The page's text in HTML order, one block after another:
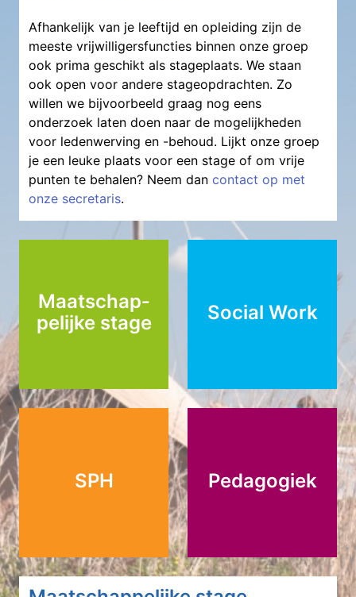
Afhankelijk van je leeftijd en opleiding zijn de
meeste vrijwilligersfuncties binnen onze groep
ook prima geschikt als stageplaats. We staan
ook open voor andere stageopdrachten. Zo
willen we bijvoorbeeld graag nog eens
onderzoek laten doen naar de mogelijkheden
voor ledenwerving en -behoud. Lijkt onze groep
je een leuke plaats voor een stage of om vrije
punten te behalen? Neem dan contact op met
onze secretaris.
Maatschap­
pelijke stage
Social Work
SPH Pedagogiek